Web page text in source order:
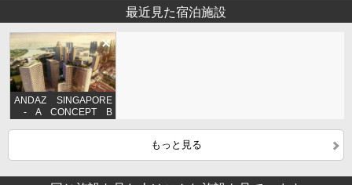
最近見た宿泊施設
ANDAZ SINGAPORE
- A CONCEPT B
もっと見る